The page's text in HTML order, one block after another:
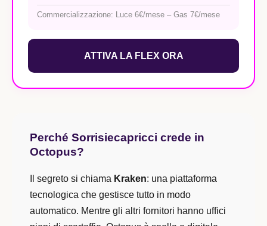
Commercializzazione: Luce 6€/mese – Gas 7€/mese
ATTIVA LA FLEX ORA
Perché Sorrisiecapricci crede in
Octopus?
Il segreto si chiama Kraken: una piattaforma
tecnologica che gestisce tutto in modo
automatico. Mentre gli altri fornitori hanno uffici